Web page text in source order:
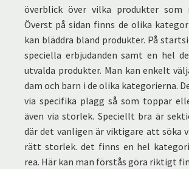
överblick över vilka produkter som
Överst på sidan finns de olika
kan bläddra bland produkter. På
speciella erbjudanden samt en hel
utvalda produkter. Man kan enkelt
dam och barn i de olika kategorierna.
via specifika plagg så som toppar
även via storlek. Speciellt bra är
där det vanligen är viktigare att söka
rätt storlek. det finns en hel
rea. Här kan man förstås göra riktigt